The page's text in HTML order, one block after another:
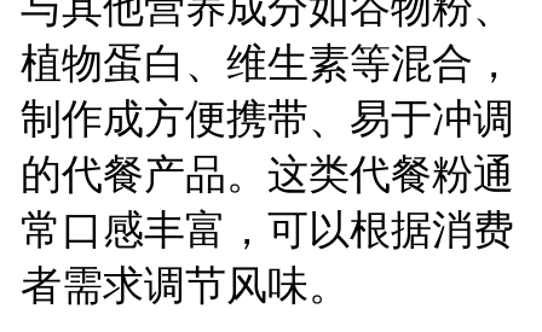
植物蛋白、维生素等混合，
制作成方便携带、易于冲调
的代餐产品。这类代餐粉通
常口感丰富，可以根据消费
者需求调节风味。